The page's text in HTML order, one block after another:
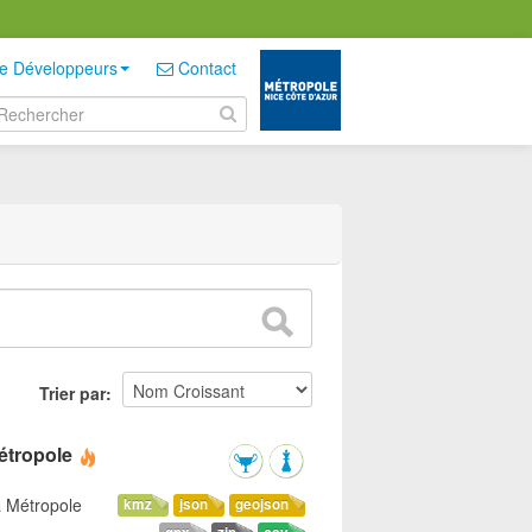
Développeurs Contact
Trier par
geojson
json
kmz
Métropole